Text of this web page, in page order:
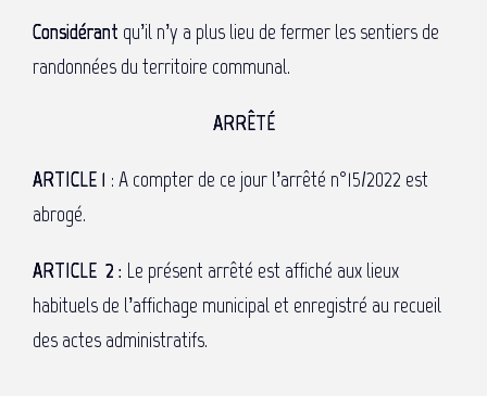
Considérant qu’il n’y a plus lieu de fermer les sentiers de
randonnées du territoire communal.
ARRÊTÉ
ARTICLE 1 : A compter de ce jour l’arrêté n°15/2022 est
abrogé.
ARTICLE 2 : Le présent arrêté est affiché aux lieux
habituels de l’affichage municipal et enregistré au recueil
des actes administratifs.